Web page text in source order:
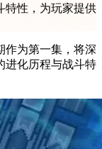
特性，为玩家提供
作为第一集，将深
进化历程与战斗特